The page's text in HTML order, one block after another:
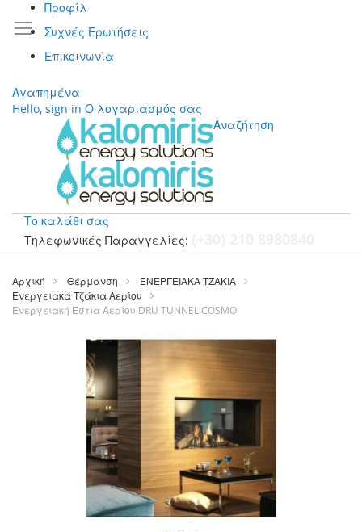
Προφίλ
Συχνές Ερωτήσεις
Επικοινωνία
Αγαπημένα
Hello, sign in Ο λογαριασμός σας
Αναζήτηση
Το καλάθι σας
Τηλεφωνικές Παραγγελίες:
Μετάβαση
περιεχόμενο
Αρχική Θέρμανση
ΕΝΕΡΓΕΙΑΚΑ ΤΖΑΚΙΑ
Ενεργειακά Τζάκια Αερίου
Ενεργειακή Εστία Αερίου DRU TUNNEL COSMO